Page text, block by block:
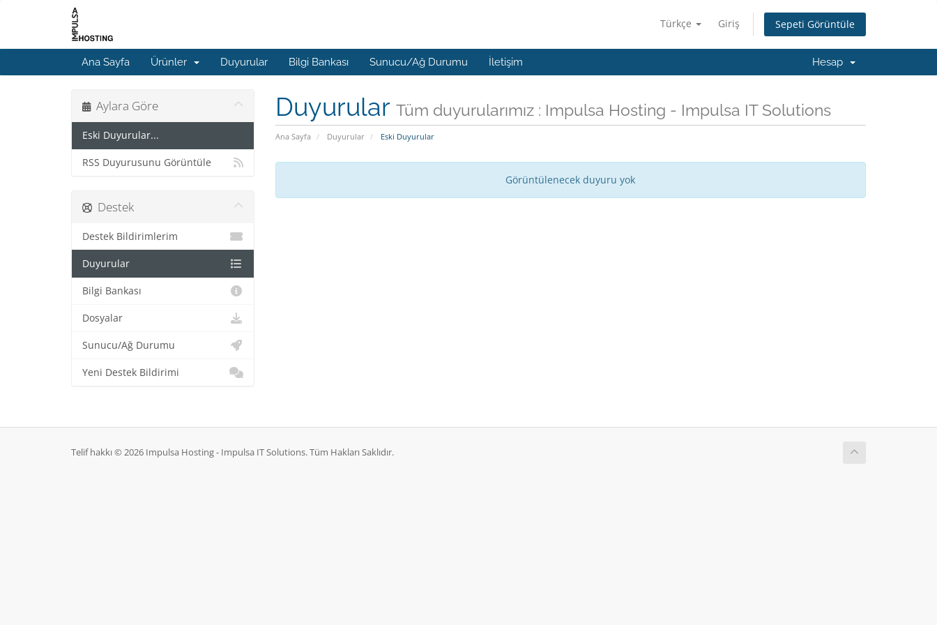
Türkçe Giriş Sepeti Görüntüle
Ana Sayfa Ürünler Duyurular Bilgi Bankası Sunucu/Ağ Durumu İletişim Hesap
Duyurular Tüm duyurularımız : Impulsa Hosting - Impulsa IT Solutions
Ana Sayfa Duyurular Eski Duyurular
Aylara Göre
Eski Duyurular...
RSS Duyurusunu Görüntüle
Görüntülenecek duyuru yok
Destek
Destek Bildirimlerim
Duyurular
Bilgi Bankası
Dosyalar
Sunucu/Ağ Durumu
Yeni Destek Bildirimi
Telif hakkı © 2026 Impulsa Hosting - Impulsa IT Solutions. Tüm Hakları Saklıdır.